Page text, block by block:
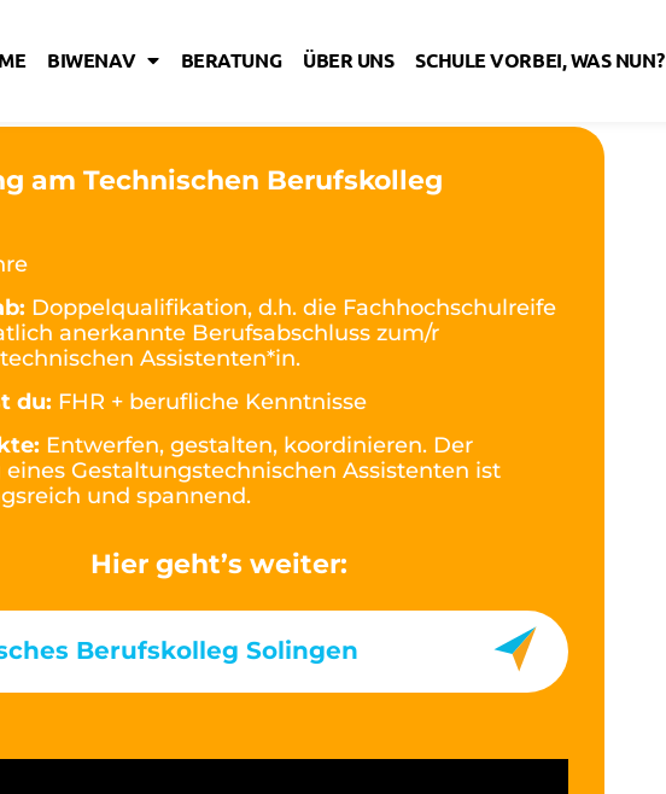
BIWENAV BERATUNG ÜBER UNS SCHULE VORBEI, WAS NUN?
am Technischen Berufskolleg
Doppelqualifikation, d.h. die Fachhochschulreife
anerkannte Berufsabschluss zum/r
Assistenten*in.
du: FHR + berufliche Kenntnisse
Entwerfen, gestalten, koordinieren. Der
Gestaltungstechnischen Assistenten ist
und spannend.
Hier geht’s weiter:
Berufskolleg Solingen